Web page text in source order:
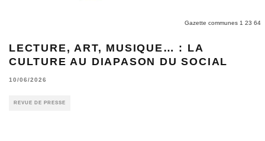
Gazette communes 1 23 64
LECTURE, ART, MUSIQUE… : LA
CULTURE AU DIAPASON DU SOCIAL
10/06/2026
REVUE DE PRESSE